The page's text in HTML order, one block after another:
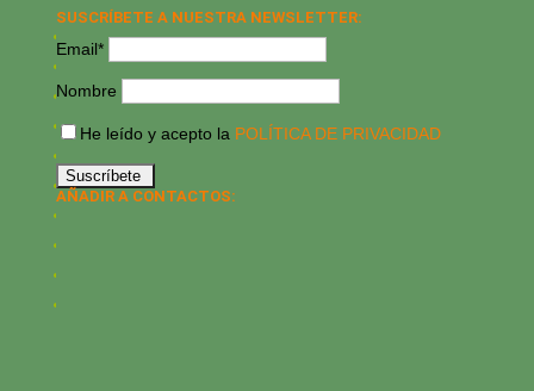
SUSCRÍBETE A NUESTRA NEWSLETTER:
Email*
Nombre
He leído y acepto la POLÍTICA DE PRIVACIDAD
AÑADIR A CONTACTOS: